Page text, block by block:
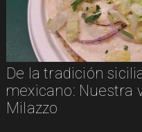
e Taco en
Un